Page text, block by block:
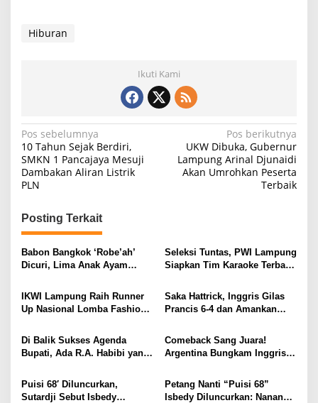
Hiburan
Ikuti Kami
N
a
v
g
a
s
p
o
s
Pos sebelumnya
10 Tahun Sejak Berdiri,
SMKN 1 Pancajaya Mesuji
Dambakan Aliran Listrik
PLN
Pos berikutnya
UKW Dibuka, Gubernur
Lampung Arinal Djunaidi
Akan Umrohkan Peserta
Terbaik
Posting Terkait
Babon Bangkok ‘Robe’ah’
Dicuri, Lima Anak Ayam
Gang Jalaba Kotabumi Heboh
Seleksi Tuntas, PWI Lampung
Siapkan Tim Karaoke Terbaik
IKWI Lampung Raih Runner
Up Nasional Lomba Fashion
Busana Saibatin Curi
Perhatian
Saka Hattrick, Inggris Gilas
Prancis 6-4 dan Amankan
Di Balik Sukses Agenda
Bupati, Ada R.A. Habibi yang
Sejak Fajar
Comeback Sang Juara!
Argentina Bungkam Inggris 2-
Piala Dunia 2026
Puisi 68′ Diluncurkan,
Sutardji Sebut Isbedy
Petang Nanti “Puisi 68”
Isbedy Diluncurkan: Nanang